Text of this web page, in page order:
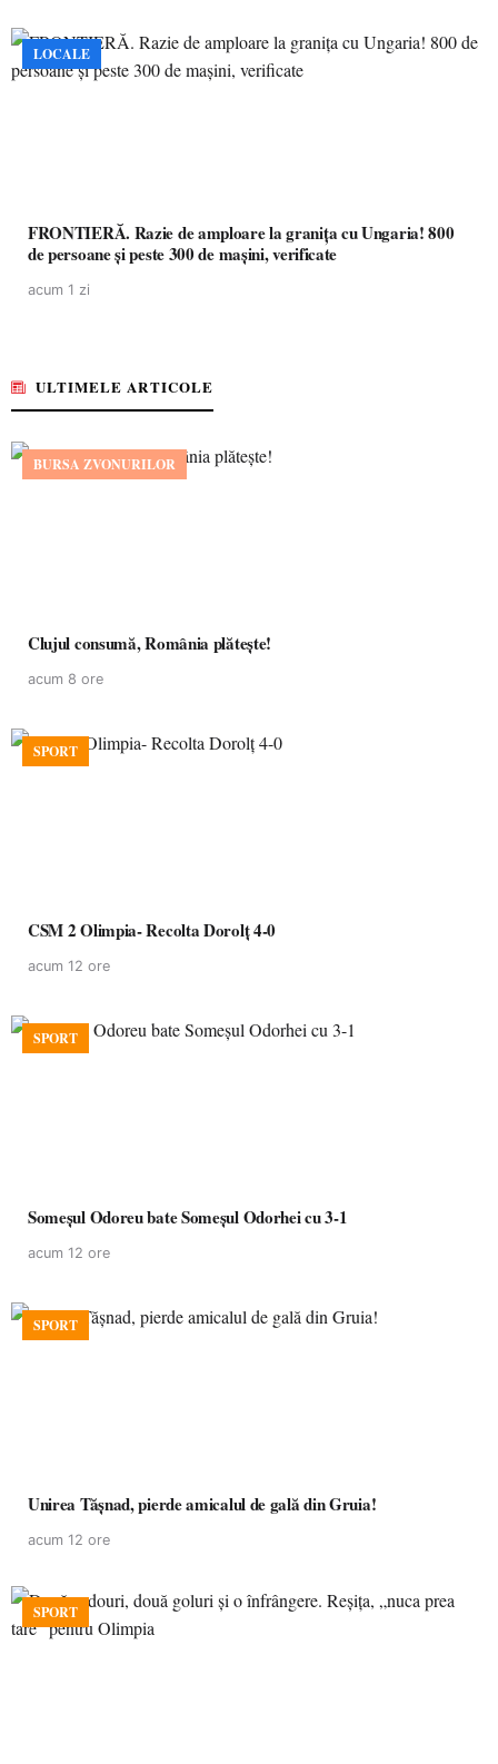
LOCALE
FRONTIERĂ. Razie de amploare la granița cu Ungaria! 800
de persoane și peste 300 de mașini, verificate
acum 1 zi
ULTIMELE ARTICOLE
BURSA ZVONURILOR
Clujul consumă, România plătește!
acum 8 ore
SPORT
CSM 2 Olimpia- Recolta Dorolț 4-0
acum 12 ore
SPORT
Someșul Odoreu bate Someșul Odorhei cu 3-1
acum 12 ore
SPORT
Unirea Tășnad, pierde amicalul de gală din Gruia!
acum 12 ore
SPORT